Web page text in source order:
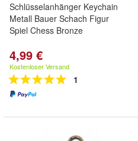
Schlüsselanhänger Keychain
Metall Bauer Schach Figur
Spiel Chess Bronze
4,99 €
Kostenloser Versand
1